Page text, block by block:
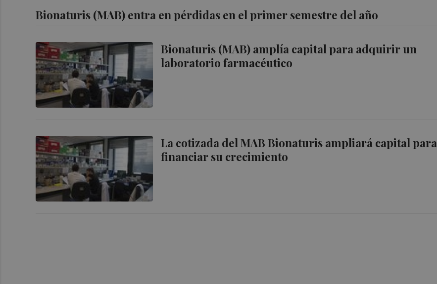
Bionaturis (MAB) entra en pérdidas en el primer semestre del año
Bionaturis (MAB) amplía capital para adquirir un
laboratorio farmacéutico
La cotizada del MAB Bionaturis ampliará capital para
financiar su crecimiento